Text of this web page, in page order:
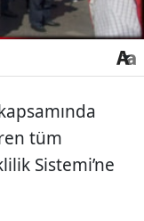
tüm
Sistemi’ne